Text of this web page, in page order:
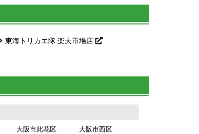
東海トリカエ隊 楽天市場店
大阪市此花区
大阪市西区